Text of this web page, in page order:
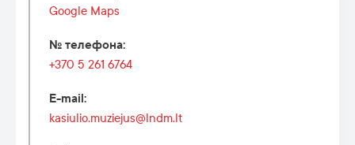
Google Maps
№ телефона:
+370 5 261 6764
E-mail :
kasiulio.muziejus@lndm.lt